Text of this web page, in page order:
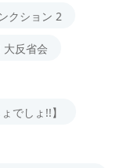
クション 2
反省会
でしょ!!】